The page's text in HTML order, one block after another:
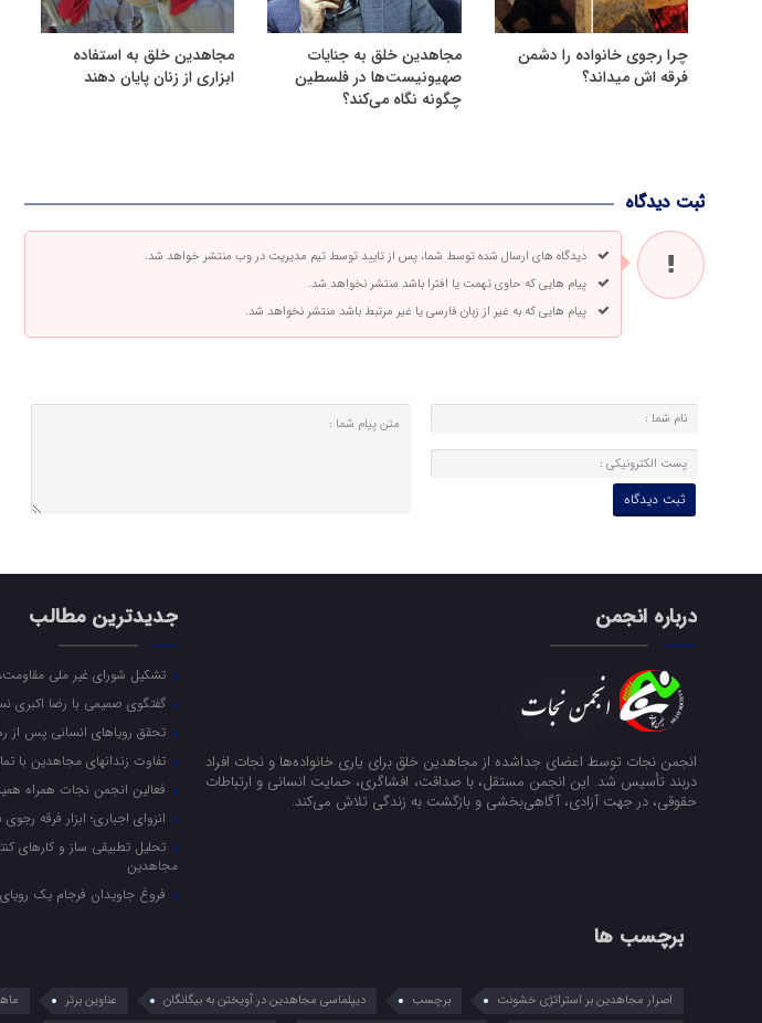
چرا رجوی خانواده را دشمن
فرقه اش میداند؟
مجاهدین خلق به جنایات
صهیونیست‌ها در فلسطین
چگونه نگاه می‌کند؟
مجاهدین خلق به استفاده
ابزاری از زنان پایان دهند
ثبت دیدگاه
دیدگاه های ارسال شده توسط شما، پس از تایید توسط تیم مدیریت در وب منتشر خواهد شد.
پیام هایی که حاوی تهمت یا افترا باشد منتشر نخواهد شد.
پیام هایی که به غیر از زبان فارسی یا غیر مرتبط باشد منتشر نخواهد شد.
درباره انجمن
انجمن نجات توسط اعضای جداشده از مجاهدین خلق برای یاری خانواده‌ها و نجات افراد
دربند تأسیس شد. این انجمن مستقل، با صداقت، افشاگری، حمایت انسانی و ارتباطات
حقوقی، در جهت آزادی، آگاهی‌بخشی و بازگشت به زندگی تلاش می‌کند.
جدیدترین مطالب
تشکیل شورای غیر ملی
گفتگوی صمیمی با رضا اکبری
تحقق رویاهای انسانی پس از
تفاوت زندانهای مجاهدین با
فعالین انجمن نجات همراه
انزوای اجباری؛ ابزار فرقه
تحلیل تطبیقی ساز و کارهای
مجاهدین
فروغ جاویدان فرجام یک
برچسب ها
اصرار مجاهدین بر استراتژی خشونت برچسب دیپلماسی مجاهدین در آویختن به بیگانگان عناوین برتر